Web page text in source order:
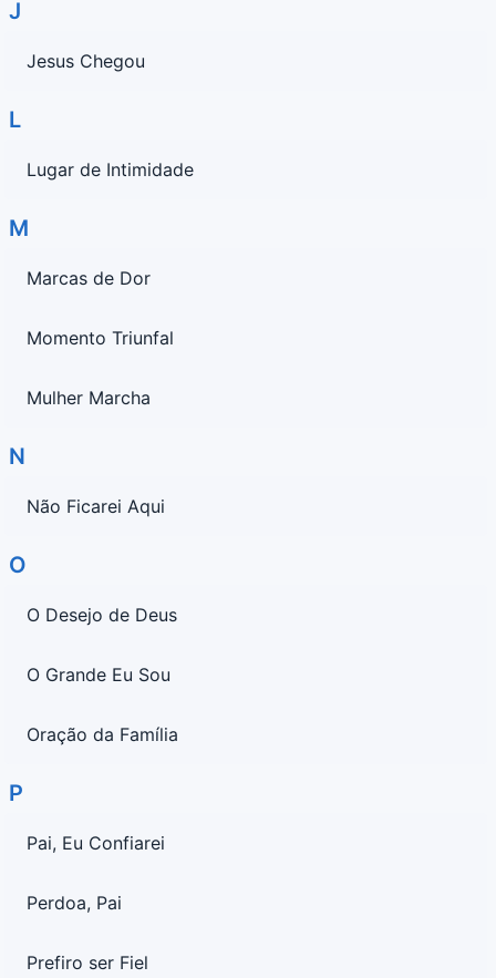
J
Jesus Chegou
L
Lugar de Intimidade
M
Marcas de Dor
Momento Triunfal
Mulher Marcha
N
Não Ficarei Aqui
O
O Desejo de Deus
O Grande Eu Sou
Oração da Família
P
Pai, Eu Confiarei
Perdoa, Pai
Prefiro ser Fiel